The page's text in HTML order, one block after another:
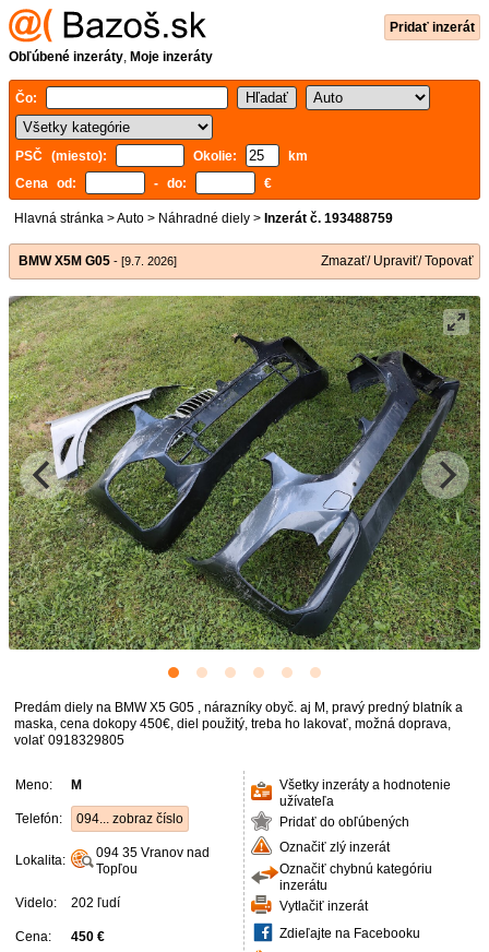
Pridať inzerát
Obľúbené inzeráty, Moje inzeráty
Čo:
PSČ (miesto): Okolie:
km
Cena od:
- do: €
Hlavná stránka >Auto > Náhradné diely > Inzerát č. 193488759
BMW X5M G05 - [9.7. 2026] Zmazať/ Upraviť/ Topovať
Predám diely na BMW X5 G05 , nárazníky obyč. aj M, pravý predný blatník a
maska, cena dokopy 450€, diel použitý, treba ho lakovať, možná doprava,
volať 0918329805
Meno: M
Telefón: 094... zobraz číslo
Lokalita: 094 35 Vranov nad
Topľou
Videlo: 202 ľudí
Cena: 450 €
Všetky inzeráty a hodnotenie
užívateľa
Pridať do obľúbených
Označiť zlý inzerát
Označiť chybnú kategóriu
inzerátu
Vytlačiť inzerát
Zdieľajte na Facebooku